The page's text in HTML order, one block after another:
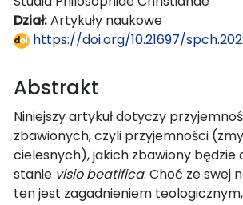
Dział:Artykuły naukowe
https://doi.org/10.21697/
Abstrakt
Niniejszy artykuł dotyczy
zbawionych, czyli przyjemności
cielesnych), jakich zbawiony będzie
stanie visio beatifica. Choć ze swej
ten jest zagadnieniem